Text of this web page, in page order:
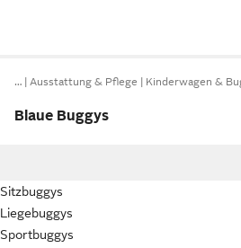
… Ausstattung & Pflege Kinderwagen &
Blaue Buggys
Sitzbuggys
Liegebuggys
Sportbuggys